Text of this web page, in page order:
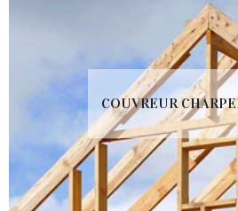
COUVREUR